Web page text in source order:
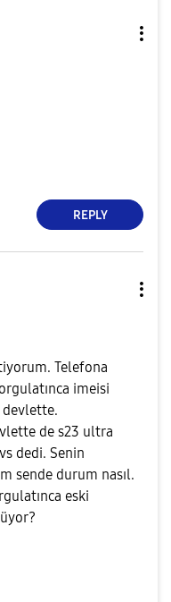
REPLY
Telefona
imeisi
de s23 ultra
dedi. Senin
sende durum nasıl.
eski